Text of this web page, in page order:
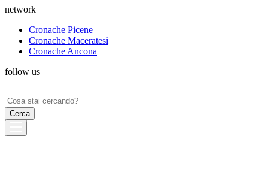
network
Cronache Picene
Cronache Maceratesi
Cronache Ancona
follow us
Ricerca
per: